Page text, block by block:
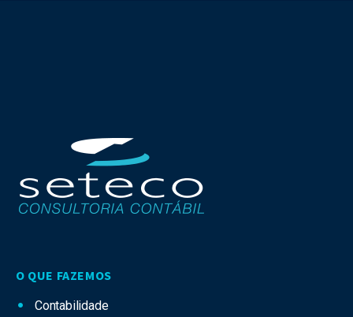
O QUE FAZEMOS
Contabilidade